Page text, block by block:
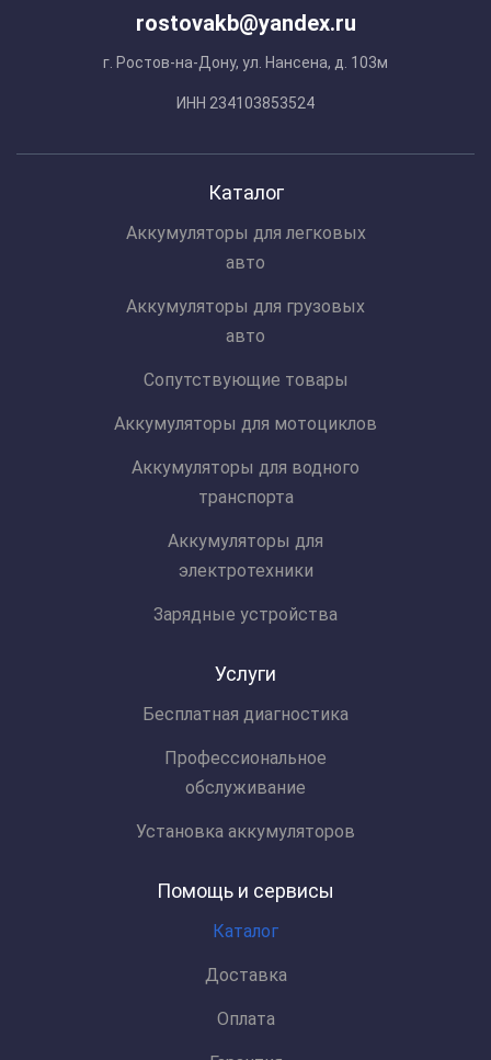
rostovakb@yandex.ru
г. Ростов-на-Дону, ул. Нансена, д. 103м
ИНН 234103853524
Каталог
Аккумуляторы для легковых
авто
Аккумуляторы для грузовых
авто
Сопутствующие товары
Аккумуляторы для мотоциклов
Аккумуляторы для водного
транспорта
Аккумуляторы для
электротехники
Зарядные устройства
Услуги
Бесплатная диагностика
Профессиональное
обслуживание
Установка аккумуляторов
Помощь и сервисы
Каталог
Доставка
Оплата